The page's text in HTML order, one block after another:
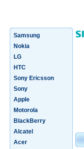
Samsung
Nokia
LG
HTC
Sony Ericsson
Sony
Apple
Motorola
BlackBerry
Alcatel
Acer